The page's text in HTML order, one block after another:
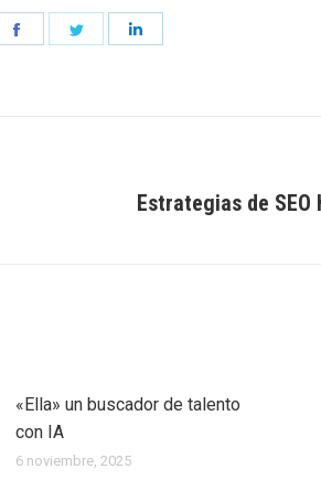
Share
Entrada
Estrategias de
«Ella» un buscador de talento
con IA
6 noviembre, 2025